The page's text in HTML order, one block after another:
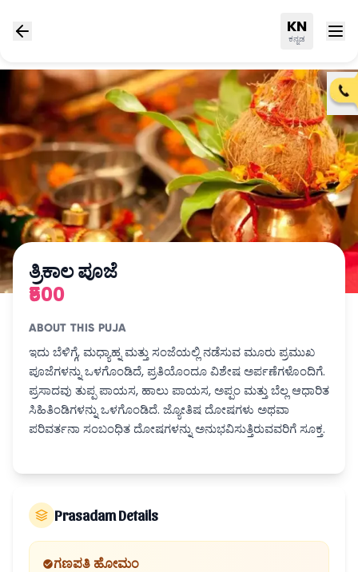
KN
ಕನ್ನಡ
ತ್ರಿಕಾಲ ಪೂಜೆ
₹500
ABOUT THIS PUJA
ಇದು ಬೆಳಿಗ್ಗೆ, ಮಧ್ಯಾಹ್ನ ಮತ್ತು ಸಂಜೆಯಲ್ಲಿ ನಡೆಸುವ ಮೂರು ಪ್ರಮುಖ
ಪೂಜೆಗಳನ್ನು ಒಳಗೊಂಡಿದೆ, ಪ್ರತಿಯೊಂದೂ ವಿಶೇಷ ಅರ್ಪಣೆಗಳೊಂದಿಗೆ.
ಪ್ರಸಾದವು ತುಪ್ಪ ಪಾಯಸ, ಹಾಲು ಪಾಯಸ, ಅಪ್ಪಂ ಮತ್ತು ಬೆಲ್ಲ ಆಧಾರಿತ
ಸಿಹಿತಿಂಡಿಗಳನ್ನು ಒಳಗೊಂಡಿದೆ. ಜ್ಯೋತಿಷ ದೋಷಗಳು ಅಥವಾ
ಪರಿವರ್ತನಾ ಸಂಬಂಧಿತ ದೋಷಗಳನ್ನು ಅನುಭವಿಸುತ್ತಿರುವವರಿಗೆ ಸೂಕ್ತ.
Prasadam Details
ಗಣಪತಿ ಹೋಮಂ